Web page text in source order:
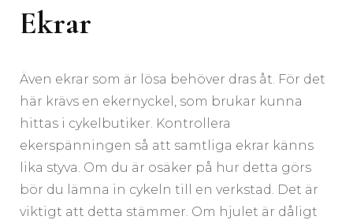
Ekrar
Även ekrar som är lösa behöver dras åt. För det
här krävs en ekernyckel, som brukar kunna
hittas i cykelbutiker. Kontrollera
ekerspänningen så att samtliga ekrar känns
lika styva. Om du är osäker på hur detta görs
bör du lämna in cykeln till en verkstad. Det är
viktigt att detta stämmer. Om hjulet är dåligt